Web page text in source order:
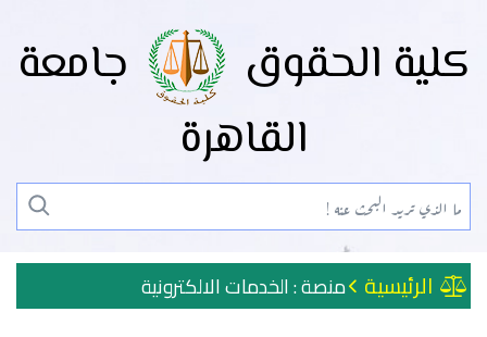
كلية الحقوق
جامعة
القاهرة
الرئيسية منصة : الخدمات الالكترونية